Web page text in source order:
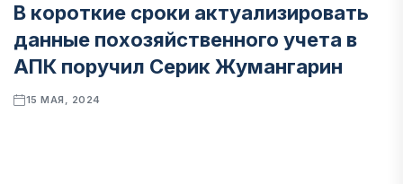
В короткие сроки актуализировать
данные похозяйственного учета в
АПК поручил Серик Жумангарин
15 МАЯ, 2024